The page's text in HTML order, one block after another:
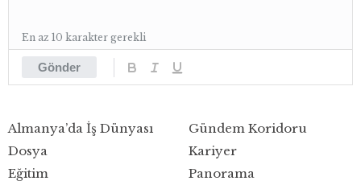
Gönder
En az 10 karakter gerekli
Almanya’da İş Dünyası
Dosya
Eğitim
Gündem Koridoru
Kariyer
Panorama